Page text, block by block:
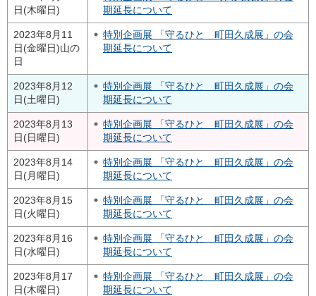
日(木曜日)
期延長について
2023年8月11
日(金曜日)山の
日
特別企画展 「守るひと 町田久成展」の会
期延長について
2023年8月12
日(土曜日)
特別企画展 「守るひと 町田久成展」の会
期延長について
2023年8月13
日(日曜日)
特別企画展 「守るひと 町田久成展」の会
期延長について
2023年8月14
日(月曜日)
特別企画展 「守るひと 町田久成展」の会
期延長について
2023年8月15
日(火曜日)
特別企画展 「守るひと 町田久成展」の会
期延長について
2023年8月16
日(水曜日)
特別企画展 「守るひと 町田久成展」の会
期延長について
2023年8月17
日(木曜日)
特別企画展 「守るひと 町田久成展」の会
期延長について